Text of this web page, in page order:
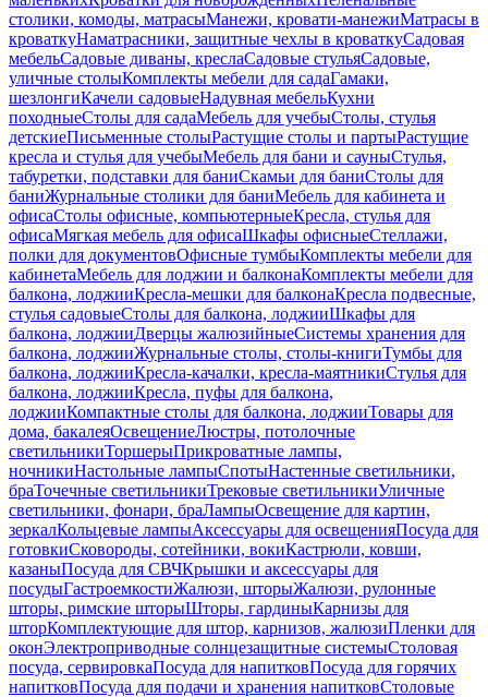
столики, комоды, матрасыМанежи, кровати-манежиМатрасы в
кроваткуНаматрасники, защитные чехлы в кроваткуСадовая
мебельСадовые диваны, креслаСадовые стульяСадовые,
уличные столыКомплекты мебели для садаГамаки,
шезлонгиКачели садовыеНадувная мебельКухни
походныеСтолы для садаМебель для учебыСтолы, стулья
детскиеПисьменные столыРастущие столы и партыРастущие
кресла и стулья для учебыМебель для бани и сауныСтулья,
табуретки, подставки для баниСкамьи для баниСтолы для
баниЖурнальные столики для баниМебель для кабинета и
офисаСтолы офисные, компьютерныеКресла, стулья для
офисаМягкая мебель для офисаШкафы офисныеСтеллажи,
полки для документовОфисные тумбыКомплекты мебели для
кабинетаМебель для лоджии и балконаКомплекты мебели для
балкона, лоджииКресла-мешки для балконаКресла подвесные,
стулья садовыеСтолы для балкона, лоджииШкафы для
балкона, лоджииДверцы жалюзийныеСистемы хранения для
балкона, лоджииЖурнальные столы, столы-книгиТумбы для
балкона, лоджииКресла-качалки, кресла-маятникиСтулья для
балкона, лоджииКресла, пуфы для балкона,
лоджииКомпактные столы для балкона, лоджииТовары для
дома, бакалеяОсвещениеЛюстры, потолочные
светильникиТоршерыПрикроватные лампы,
ночникиНастольные лампыСпотыНастенные светильники,
браТочечные светильникиТрековые светильникиУличные
светильники, фонари, браЛампыОсвещение для картин,
зеркалКольцевые лампыАксессуары для освещенияПосуда для
готовкиСковороды, сотейники, вокиКастрюли, ковши,
казаныПосуда для СВЧКрышки и аксессуары для
посудыГастроемкостиЖалюзи, шторыЖалюзи, рулонные
шторы, римские шторыШторы, гардиныКарнизы для
шторКомплектующие для штор, карнизов, жалюзиПленки для
оконЭлектроприводные солнцезащитные системыСтоловая
посуда, сервировкаПосуда для напитковПосуда для горячих
напитковПосуда для подачи и хранения напитковСтоловые